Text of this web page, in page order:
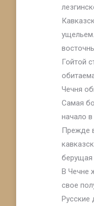
Гойтой
Чечня
Самая
начало
Прежде
берущая
В Чечне
свое
Русские